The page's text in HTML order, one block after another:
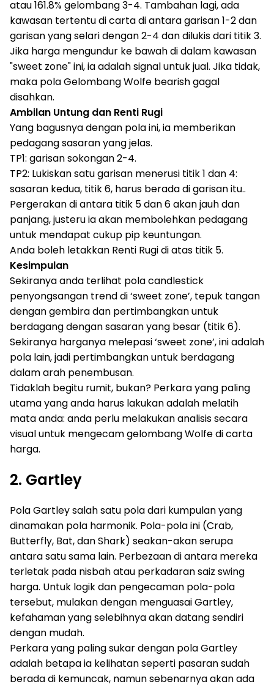
atau 161.8% gelombang 3-4. Tambahan lagi, ada
kawasan tertentu di carta di antara garisan 1-2 dan
garisan yang selari dengan 2-4 dan dilukis dari titik 3.
Jika harga mengundur ke bawah di dalam kawasan
"sweet zone" ini, ia adalah signal untuk jual. Jika tidak,
maka pola Gelombang Wolfe bearish gagal
disahkan.
Ambilan Untung dan Renti Rugi
Yang bagusnya dengan pola ini, ia memberikan
pedagang sasaran yang jelas.
TP1: garisan sokongan 2-4.
TP2: Lukiskan satu garisan menerusi titik 1 dan 4:
sasaran kedua, titik 6, harus berada di garisan itu..
Pergerakan di antara titik 5 dan 6 akan jauh dan
panjang, justeru ia akan membolehkan pedagang
untuk mendapat cukup pip keuntungan.
Anda boleh letakkan Renti Rugi di atas titik 5.
Kesimpulan
Sekiranya anda terlihat pola candlestick
penyongsangan trend di ‘sweet zone’, tepuk tangan
dengan gembira dan pertimbangkan untuk
berdagang dengan sasaran yang besar (titik 6).
Sekiranya harganya melepasi ‘sweet zone’, ini adalah
pola lain, jadi pertimbangkan untuk berdagang
dalam arah penembusan.
Tidaklah begitu rumit, bukan? Perkara yang paling
utama yang anda harus lakukan adalah melatih
mata anda: anda perlu melakukan analisis secara
visual untuk mengecam gelombang Wolfe di carta
harga.
2. Gartley
Pola Gartley salah satu pola dari kumpulan yang
dinamakan pola harmonik. Pola-pola ini (Crab,
Butterfly, Bat, dan Shark) seakan-akan serupa
antara satu sama lain. Perbezaan di antara mereka
terletak pada nisbah atau perkadaran saiz swing
harga. Untuk logik dan pengecaman pola-pola
tersebut, mulakan dengan menguasai Gartley,
kefahaman yang selebihnya akan datang sendiri
dengan mudah.
Perkara yang paling sukar dengan pola Gartley
adalah betapa ia kelihatan seperti pasaran sudah
berada di kemuncak, namun sebenarnya akan ada